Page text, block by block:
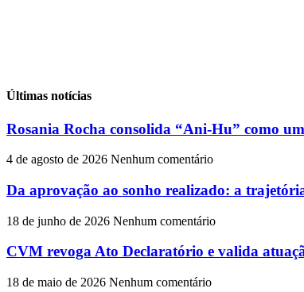
Últimas notícias
Rosania Rocha consolida “Ani-Hu” como
4 de agosto de 2026 Nenhum comentário
Da aprovação ao sonho realizado: a
18 de junho de 2026 Nenhum comentário
CVM revoga Ato Declaratório e valida
18 de maio de 2026 Nenhum comentário